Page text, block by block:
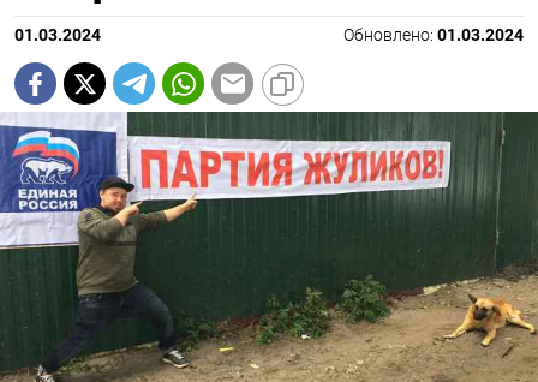
01.03.2024 Обновлено: 01.03.2024